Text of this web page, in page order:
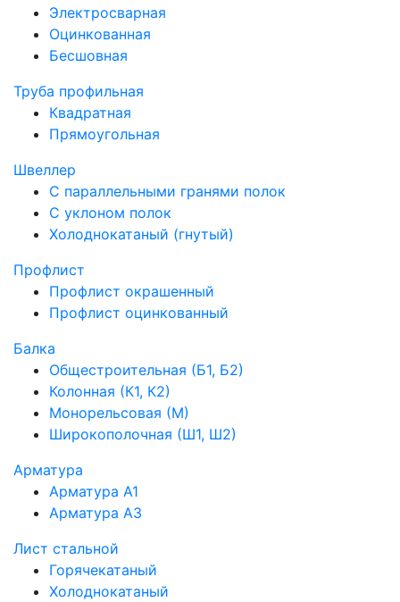
Электросварная
Оцинкованная
Бесшовная
Труба профильная
Квадратная
Прямоугольная
Швеллер
С параллельными гранями полок
С уклоном полок
Холоднокатаный (гнутый)
Профлист
Профлист окрашенный
Профлист оцинкованный
Балка
Общестроительная (Б1, Б2)
Колонная (К1, К2)
Монорельсовая (М)
Широкополочная (Ш1, Ш2)
Арматура
Арматура А1
Арматура А3
Лист стальной
Горячекатаный
Холоднокатаный